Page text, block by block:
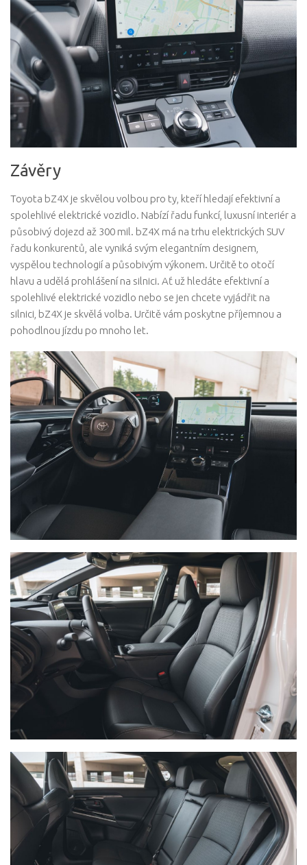
Závěry
Toyota bZ4X je skvělou volbou pro ty, kteří hledají efektivní a
spolehlivé elektrické vozidlo. Nabízí řadu funkcí, luxusní interiér a
působivý dojezd až 300 mil. bZ4X má na trhu elektrických SUV
řadu konkurentů, ale vyniká svým elegantním designem,
vyspělou technologií a působivým výkonem. Určitě to otočí
hlavu a udělá prohlášení na silnici. Ať už hledáte efektivní a
spolehlivé elektrické vozidlo nebo se jen chcete vyjádřit na
silnici, bZ4X je skvělá volba. Určitě vám poskytne příjemnou a
pohodlnou jízdu po mnoho let.